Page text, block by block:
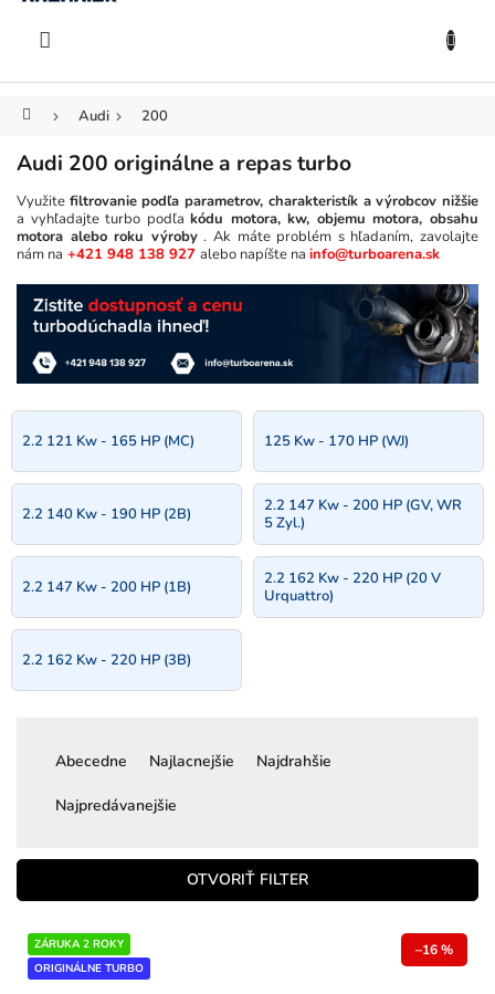
Prejsť
obsah
DomovAudi 200
Audi 200 originálne a repas turbo
Využite filtrovanie podľa parametrov, charakteristík a výrobcov nižšie
a vyhľadajte turbo podľakódu motora, kw, objemu motora, obsahu
motora alebo roku výroby. Ak máte problém s hľadaním, zavolajte
nám na +421 948 138 927 alebo napíšte na info@turboarena.sk
2.2 121 Kw - 165 HP (MC) 125 Kw - 170 HP (WJ)
2.2 140 Kw - 190 HP (2B)
2.2 147 Kw - 200 HP (GV, WR
5 Zyl.)
2.2 147 Kw - 200 HP (1B)
2.2 162 Kw - 220 HP (20 V
Urquattro)
2.2 162 Kw - 220 HP (3B)
i
p
r
o
d
Abecedne Najlacnejšie Najdrahšie
Najpredávanejšie
OTVORIŤ FILTER
V
p
ZÁRUKA 2 ROKY
ORIGINÁLNE TURBO
–16 %